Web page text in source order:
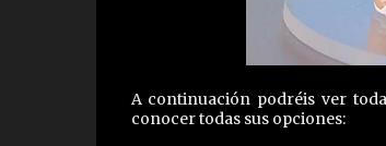
A continuación podréis ver
conocer todas sus opciones: